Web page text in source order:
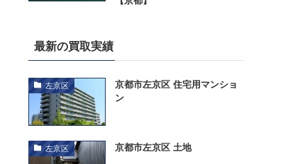
最新の買取実績
左京区
京都市左京区 住宅用マンショ
ン
左京区 京都市左京区 土地